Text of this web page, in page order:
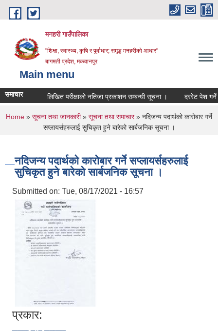
Skip to main content
मनहरी गाउँपालिका
"शिक्षा, स्वास्थ्य, कृषि र पूर्वाधार; समृद्ध मनहरीको आधार"
बागमती प्रदेश, मकवानपुर
Main menu
समाचार लिखित परीक्षाको नतिजा प्रकाशन सम्बन्धी सूचना । दररेट पेश गर्ने
You are here
Home » सूचना तथा जानकारी» सूचना तथा समाचार» नदिजन्य पदार्थको कारोबार गर्ने
सप्लायर्सहरुलाई सुचिकृत हुने बारेको सार्बजनिक सूचना ।
नदिजन्य पदार्थको कारोबार गर्ने सप्लायर्सहरुलाई
सुचिकृत हुने बारेको सार्बजनिक सूचना ।
Submitted on: Tue, 08/17/2021 - 16:57
प्रकार: